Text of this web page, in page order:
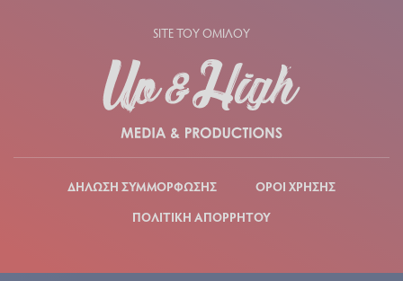
SITE ΤΟΥ ΟΜΙΛΟΥ
ΔΗΛΩΣΗ ΣΥΜΜΟΡΦΩΣΗΣ
ΟΡΟΙ ΧΡΗΣΗΣ
ΠΟΛΙΤΙΚΗ ΑΠΟΡΡΗΤΟΥ